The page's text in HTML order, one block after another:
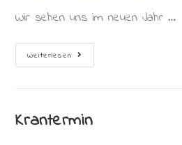
Wir sehen uns im neuen Jahr …
Weiterlesen Gute
Nacht
Krantermin